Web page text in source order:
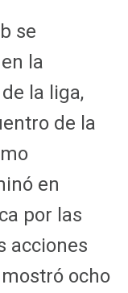
se
la
la liga,
de la
en
por las
acciones
ocho